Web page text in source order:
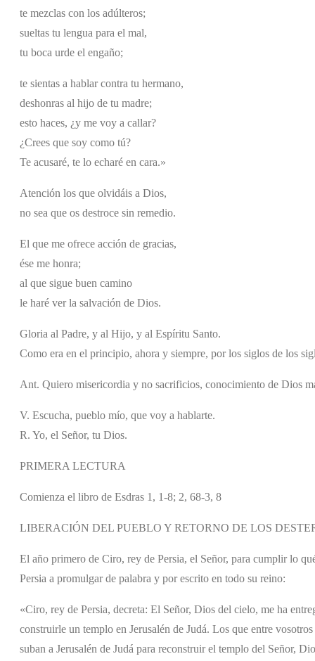
te mezclas con los adúlteros;
sueltas tu lengua para el mal,
tu boca urde el engaño;
te sientas a hablar contra tu hermano,
deshonras al hijo de tu madre;
esto haces, ¿y me voy a callar?
¿Crees que soy como tú?
Te acusaré, te lo echaré en cara.»
Atención los que olvidáis a Dios,
no sea que os destroce sin remedio.
El que me ofrece acción de gracias,
ése me honra;
al que sigue buen camino
le haré ver la salvación de Dios.
Gloria al Padre, y al Hijo, y al Espíritu Santo.
Como era en el principio, ahora y siempre, por los siglos de los
Ant. Quiero misericordia y no sacrificios, conocimiento de Dios
V. Escucha, pueblo mío, que voy a hablarte.
R. Yo, el Señor, tu Dios.
PRIMERA LECTURA
Comienza el libro de Esdras 1, 1-8; 2, 68-3, 8
LIBERACIÓN DEL PUEBLO Y RETORNO DE LOS
El año primero de Ciro, rey de Persia, el Señor, para cumplir lo
Persia a promulgar de palabra y por escrito en todo su reino:
«Ciro, rey de Persia, decreta: El Señor, Dios del cielo, me ha
construirle un templo en Jerusalén de Judá. Los que entre
suban a Jerusalén de Judá para reconstruir el templo del Señor,